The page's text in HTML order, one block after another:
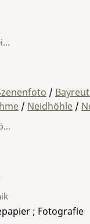
; Fotografie
Einstellungsgröße
Aufführungszeitraum
/
/ Neidhöhle /